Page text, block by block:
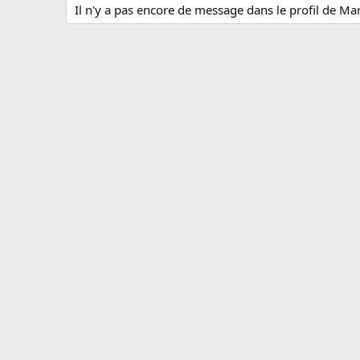
Il n'y a pas encore de message dans le profil de